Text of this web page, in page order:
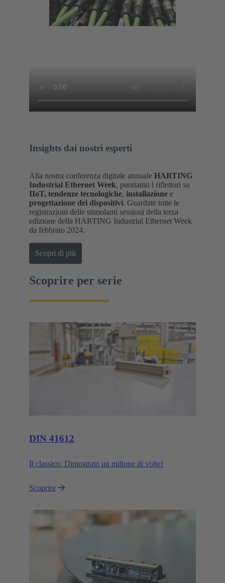
Insights dai nostri esperti
Alla nostra conferenza digitale annuale HARTING
Industrial Ethernet Week, puntiamo i riflettori su
IIoT, tendenze tecnologiche, installazione e
progettazione dei dispositivi. Guardate tutte le
registrazioni delle stimolanti sessioni della terza
edizione della HARTING Industrial Ethernet Week
da febbraio 2024.
Scopri di più
Scoprire per serie
DIN 41612
Il classico. Dimostrato un milione di volte!
Scoprire